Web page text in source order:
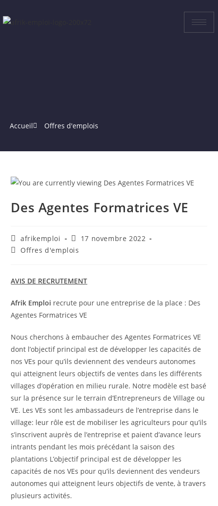
Accueil Offres d'emplois
Des Agentes Formatrices VE
afrikemploi
17 novembre 2022
Offres d'emplois
AVIS DE RECRUTEMENT
Afrik Emploi recrute pour une entreprise de la place : Des
Agentes Formatrices VE
Nous cherchons à embaucher des Agentes Formatrices VE
dont l’objectif principal est de développer les capacités de
nos VEs pour qu’ils deviennent des vendeurs autonomes
qui atteignent leurs objectifs de ventes dans les différents
villages d’opération en milieu rurale. Notre modèle est basé
sur la présence sur le terrain d’Entrepreneurs de Village ou
VE. Les VEs sont les ambassadeurs de l’entreprise dans le
village: leur rôle est de mobiliser les agriculteurs pour qu’ils
s’inscrivent auprès de l’entreprise et paient d’avance leurs
intrants pendant les mois précédant la saison des
plantations L’objectif principal est de développer les
capacités de nos VEs pour qu’ils deviennent des vendeurs
autonomes qui atteignent leurs objectifs de vente, à travers
plusieurs activités.